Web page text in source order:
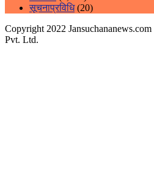
सूचनाप्रविधि(20)
Copyright 2022 Jansuchananews.com
Pvt. Ltd.